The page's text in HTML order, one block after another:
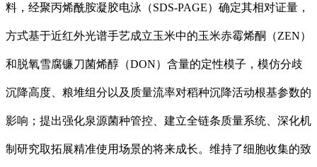
料，经聚丙烯酰胺凝胶电泳（SDS-PAGE）确定其相对证量，
方式基于近红外光谱手艺成立玉米中的玉米赤霉烯酮（ZEN）
和脱氧雪腐镰刀菌烯醇（DON）含量的定性模子，模仿分歧
沉降高度、粮堆组分以及质量流率对稻种沉降活动根基参数的
影响；提出强化泉源菌种管控、建立全链条质量系统、深化机
制研究取拓展精准使用场景的将来成长。维持了细胞收集的致